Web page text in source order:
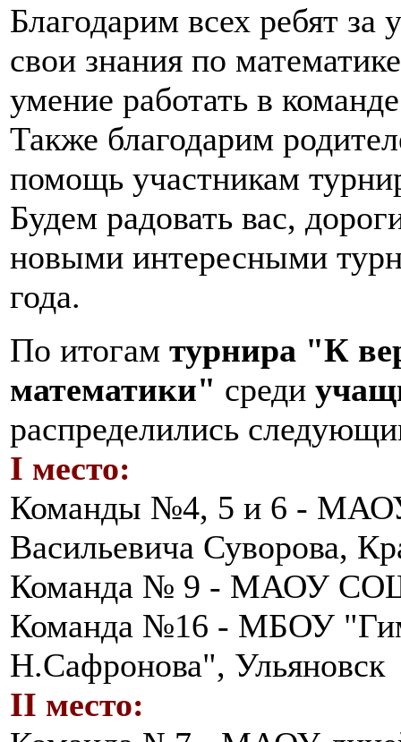
Благодарим всех ребят за
свои знания по
умение работать в
Также благодарим
помощь участникам
Будем радовать вас,
новыми интересными
года.
По итогам турнира "К
математики" среди
распределились
I место:
Команды №4, 5 и 6 -
Васильевича Суворова,
Команда № 9 - МАОУ
Команда №16 - МБОУ
Н.Сафронова", Ульяновск
II место: